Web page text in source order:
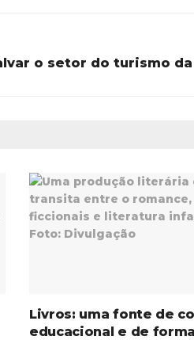
o setor do turismo
Livros: uma fonte de
educacional e de